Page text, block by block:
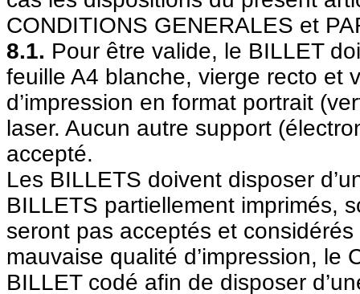
CONDITIONS GENERALES et
8.1. Pour être valide, le BILLET
feuille A4 blanche, vierge recto et
d’impression en format portrait
laser. Aucun autre support
accepté.
Les BILLETS doivent disposer
BILLETS partiellement imprimés,
seront pas acceptés et
mauvaise qualité d’impression, le
BILLET codé afin de disposer